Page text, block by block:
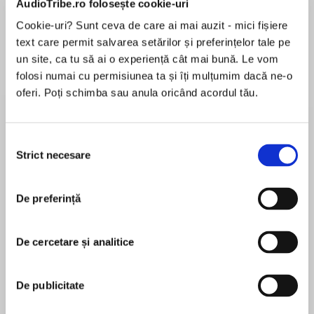
AudioTribe.ro folosește cookie-uri
Cookie-uri? Sunt ceva de care ai mai auzit - mici fișiere
text care permit salvarea setărilor și preferințelor tale pe
un site, ca tu să ai o experiență cât mai bună. Le vom
folosi numai cu permisiunea ta și îți mulțumim dacă ne-o
oferi. Poți schimba sau anula oricând acordul tău.
consimțământului
Strict necesare
De preferință
De cercetare și analitice
De publicitate
Desprecarte
It's the most wonderful time of the year…for
rugged ranchers to fall in love! Diana Palmer
Winter Roses—Handsome rancher Stuart York
was never one to mince words. Ivy Conley, his
younger sister's best friend, found that out the
ranch, Ivy wound up in Stuart's arms. Knowing
she was too young for him, Stuart closed his
heart to her. Now, years later, Ivy is determined
to be treated like a grown woman. But can she
pentru această carte
The prolific author of more than one hundred